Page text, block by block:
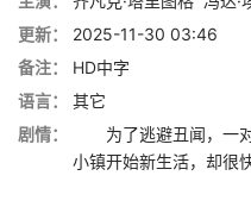
更新：
2025-11-30 03:46
备注：
HD中字
语言：
其它
剧情：
为了逃避丑闻，一对
小镇开始新生活，却很